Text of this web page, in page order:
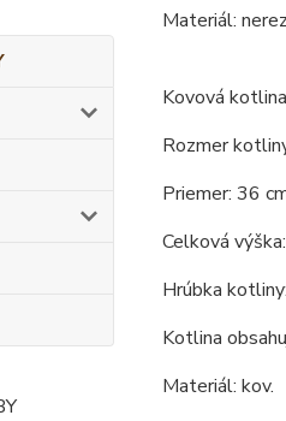
Materiál:
Kovová
Rozmer
Priemer: 36
Celková
Hrúbka
Kotlina
Materiál: kov.